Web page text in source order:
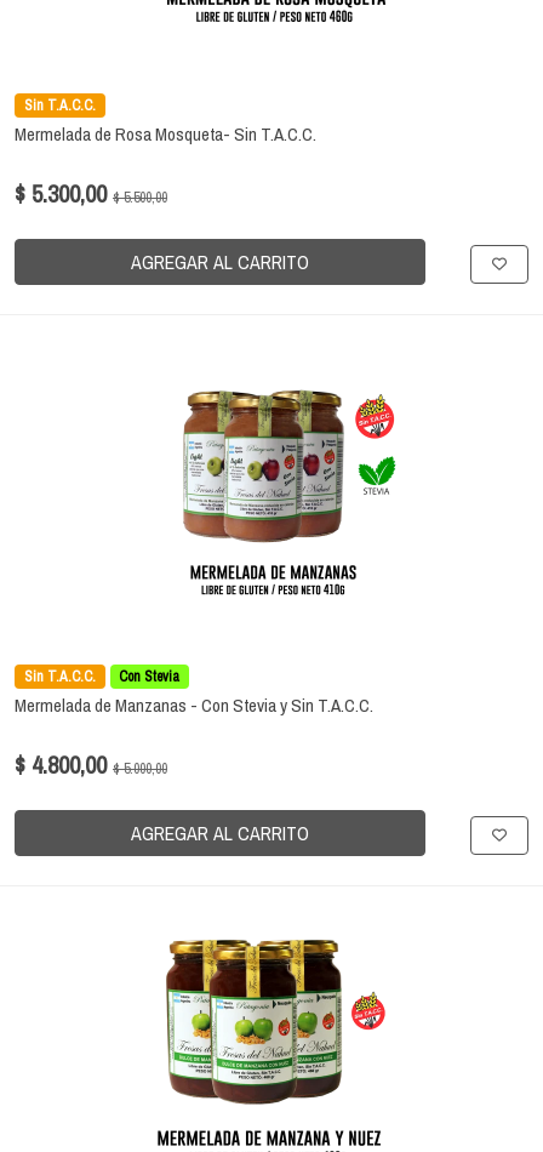
Sin T.A.C.C.
Mermelada de Rosa Mosqueta- Sin T.A.C.C.
$ 5.300,00 $ 5.500,00
AGREGAR AL CARRITO
Sin T.A.C.C. Con Stevia
Mermelada de Manzanas - Con Stevia y Sin T.A.C.C.
$ 4.800,00 $ 5.000,00
AGREGAR AL CARRITO